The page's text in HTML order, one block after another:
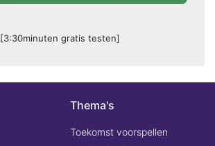
[3:30minuten gratis testen]
Thema's
Toekomst voorspellen